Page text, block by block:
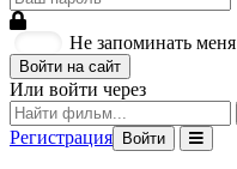
Не запоминать меня
Войти на сайт
Или войти через
Регистрация Войти